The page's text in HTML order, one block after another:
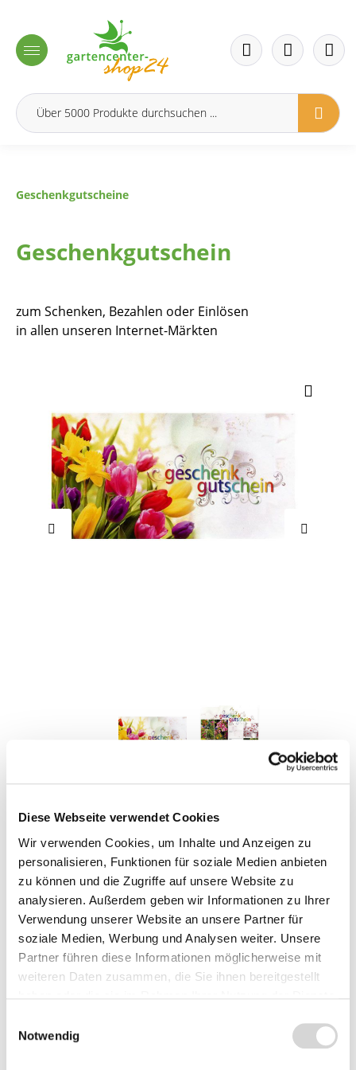
Diese Webseite verwendet Cookies
Wir verwenden Cookies, um Inhalte und Anzeigen zu
personalisieren, Funktionen für soziale Medien anbieten
zu können und die Zugriffe auf unsere Website zu
analysieren. Außerdem geben wir Informationen zu Ihrer
Verwendung unserer Website an unsere Partner für
soziale Medien, Werbung und Analysen weiter. Unsere
Partner führen diese Informationen möglicherweise mit
weiteren Daten zusammen, die Sie ihnen bereitgestellt
Notwendig
Geschenkgutscheine
Geschenkgutschein
zum Schenken, Bezahlen oder Einlösen
in allen unseren Internet-Märkten
Gutscheinwert
Bitte wählen Sie einen Gutscheinwert.
10,00 € 15,00 € 20,00 € 25,00 €
30,00 € 35,00 € 40,00 € 45,00 €
150,00 €